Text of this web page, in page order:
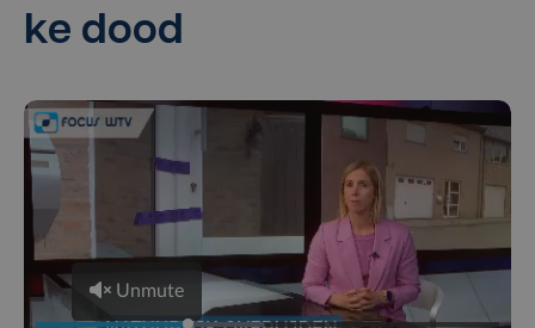
ke dood